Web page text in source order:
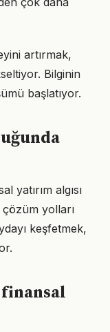
artırmak,
Bilginin
başlatıyor.
yatırım algısı
yolları
keşfetmek,